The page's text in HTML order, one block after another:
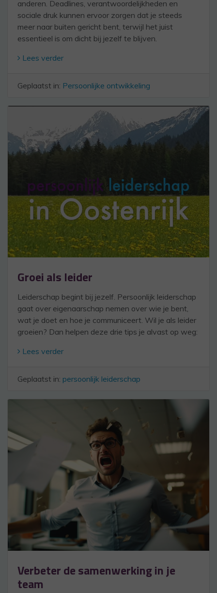
anderen. Deadlines, verantwoordelijkheden en
sociale druk kunnen ervoor zorgen dat je steeds
meer naar buiten gericht bent, terwijl het juist
essentieel is om dicht bij jezelf te blijven.
Lees verder
Geplaatst in: Persoonlijke ontwikkeling
Groei als leider
Leiderschap begint bij jezelf. Persoonlijk leiderschap
gaat over eigenaarschap nemen over wie je bent,
wat je doet en hoe je communiceert. Wil je als leider
groeien? Dan helpen deze drie tips je alvast op weg:
Lees verder
Geplaatst in: persoonlijk leiderschap
Verbeter de samenwerking in je
team